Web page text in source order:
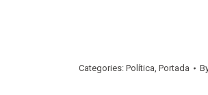
Categories: Política, Portada